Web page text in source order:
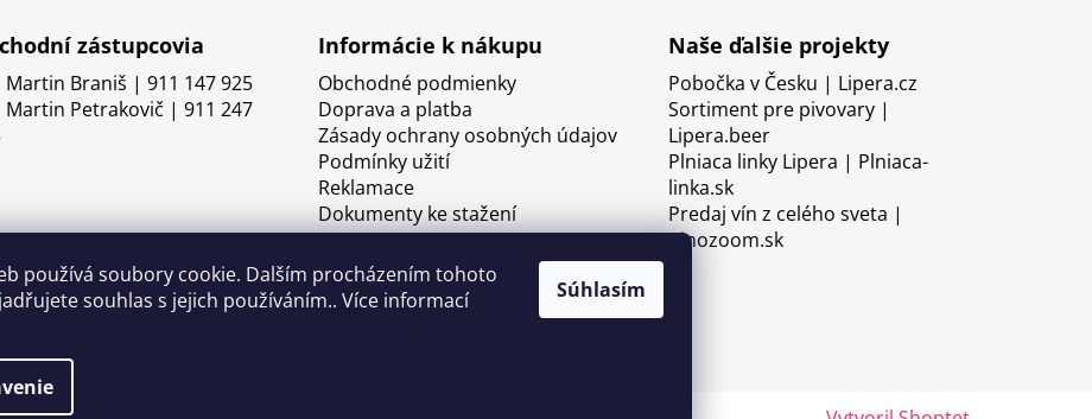
používá soubory cookie. Dalším procházením tohoto
souhlas s jejich používáním.. Více informací
Súhlasím
zástupcovia
Martin Braniš | 911 147 925
Martin Petrakovič | 911 247
Informácie k nákupu
Obchodné podmienky
Doprava a platba
Zásady ochrany osobných údajov
Podmínky užití
Reklamace
Dokumenty ke stažení
Naše ďalšie projekty
Pobočka v Česku | Lipera.cz
Sortiment pre pivovary |
Lipera.beer
Plniaca linky Lipera | Plniaca-
linka.sk
Predaj vín z celého sveta |
Vinozoom.sk